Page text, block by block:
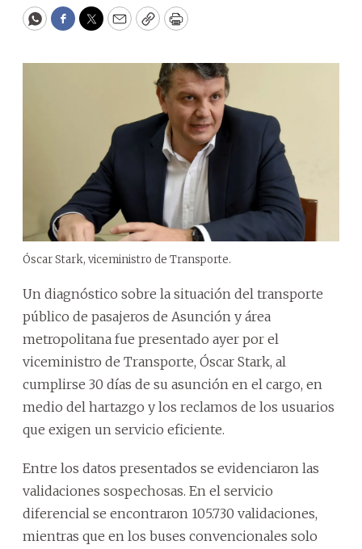
WhatsApp
Facebook
Twitter
EmailCopyPrint
Óscar Stark, viceministro de Transporte.
Un diagnóstico sobre la situación del transporte
público de pasajeros de Asunción y área
metropolitana fue presentado ayer por el
viceministro de Transporte, Óscar Stark, al
cumplirse 30 días de su asunción en el cargo, en
medio del hartazgo y los reclamos de los usuarios
que exigen un servicio eficiente.
Entre los datos presentados se evidenciaron las
validaciones sospechosas. En el servicio
diferencial se encontraron 105.730 validaciones,
mientras que en los buses convencionales solo